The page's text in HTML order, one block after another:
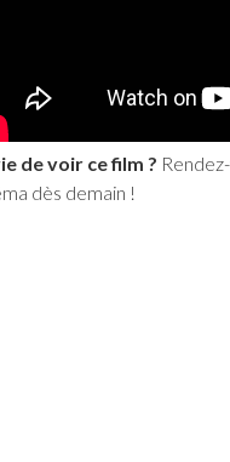
de voir ce film ?
dès demain !